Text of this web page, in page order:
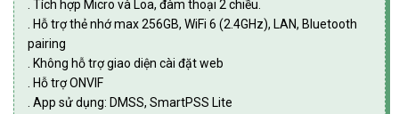
. Tích hợp Micro và Loa, đàm thoại 2 chiều.
. Hỗ trợ thẻ nhớ max 256GB, WiFi 6 (2.4GHz), LAN, Bluetooth
pairing
. Không hỗ trợ giao diện cài đặt web
. Hỗ trợ ONVIF
. App sử dụng: DMSS, SmartPSS Lite